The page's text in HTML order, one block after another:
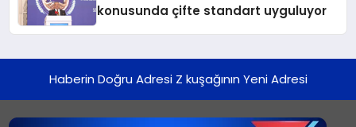
konusunda çifte standart uyguluyor
Haberin Doğru Adresi Z kuşağının Yeni Adresi